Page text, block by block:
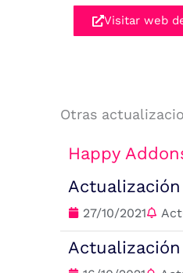
Visitar web
Otras
Happy
27/10/2021